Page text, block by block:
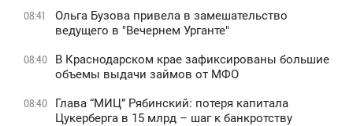
08:41
Ольга Бузова привела в замешательство
ведущего в "Вечернем Урганте"
08:40
В Краснодарском крае зафиксированы большие
объемы выдачи займов от МФО
08:40
Глава “МИЦ” Рябинский: потеря капитала
Цукерберга в 15 млрд – шаг к банкротству